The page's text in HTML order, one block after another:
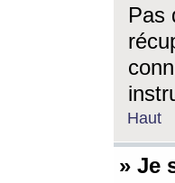
Pas
Haut
» Je